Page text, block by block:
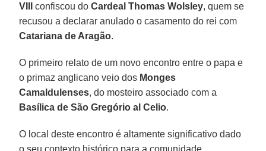
VIII
confiscou doCardeal Thomas Wolsley, quem se
recusou a declarar anulado o casamento do rei com
Catariana de Aragão.
O primeiro relato de um novo encontro entre o papa e
o primaz anglicano veio dos Monges
Camaldulenses, do mosteiro associado com a
Basílica de São Gregório al Celio.
O local deste encontro é altamente significativo dado
o seu contexto histórico para a comunidade